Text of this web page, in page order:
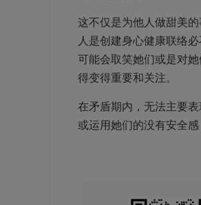
这不仅是为他人做甜美
人是创建身心健康联络
可能会取笑她们或是对
得变得重要和关注。
在矛盾期内，无法主要
或运用她们的没有安全